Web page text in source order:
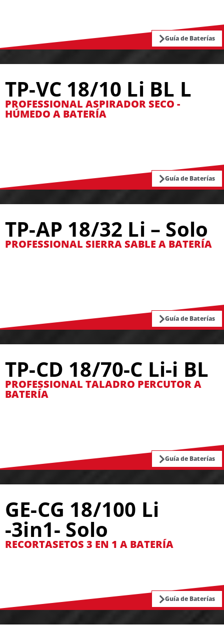
Guía de Baterías
TP-VC 18/10 Li BL L
PROFESSIONAL ASPIRADOR SECO -
HÚMEDO A BATERÍA
Guía de Baterías
TP-AP 18/32 Li – Solo
PROFESSIONAL SIERRA SABLE A BATERÍA
Guía de Baterías
TP-CD 18/70-C Li-i BL
PROFESSIONAL TALADRO PERCUTOR A
BATERÍA
Guía de Baterías
GE-CG 18/100 Li
-3in1- Solo
RECORTASETOS 3 EN 1 A BATERÍA
Guía de Baterías